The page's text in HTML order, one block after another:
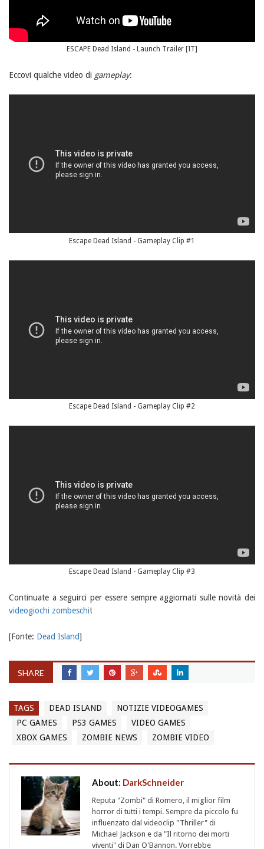
ESCAPE Dead Island - Launch Trailer [IT]
Eccovi qualche video di gameplay:
Escape Dead Island - Gameplay Clip #1
Escape Dead Island - Gameplay Clip #2
Escape Dead Island - Gameplay Clip #3
Continuate a seguirci per essere sempre aggiornati sulle novità dei
videogiochi zombeschi!
[Fonte: Dead Island]
SHARE
TAGS DEAD ISLAND
NOTIZIE VIDEOGAMES
PC GAMES
PS3 GAMES
VIDEO GAMES
XBOX GAMES
ZOMBIE NEWS ZOMBIE VIDEO
About: DarkSchneider
Reputa "Zombi" di Romero, il miglior film
horror di tutti i tempi. Sempre da piccolo fu
influenzato dal videoclip "Thriller" di
Michael Jackson e da "Il ritorno dei morti
viventi" di Dan O'Bannon. Vorrebbe